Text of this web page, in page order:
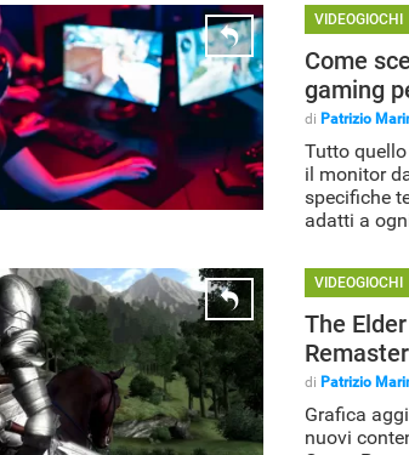
VIDEOGIOCHI
Come
gaming
di Patrizio
Tutto
il monitor
specifiche
adatti a
VIDEOGIOCHI
The
di Patrizio
Grafica
nuovi